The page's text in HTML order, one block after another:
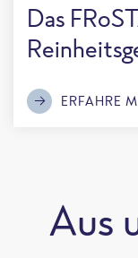
Das
ERFAHRE
Aus